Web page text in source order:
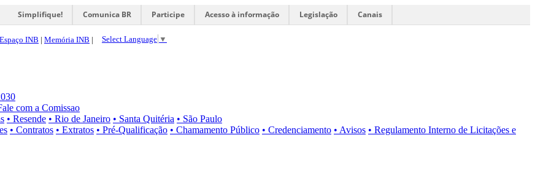
Simplifique! Comunica BR Participe Acesso à informação Legislação Canais
Espaço INB | Memória INB | Select Language ▼
com a Comissao
• Resende • Rio de Janeiro • Santa Quitéria • São Paulo
• Contratos • Extratos • Pré-Qualificação • Chamamento Público • Credenciamento • Avisos • Regulamento Interno de Licitações e